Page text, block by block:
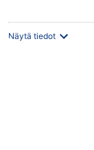
Näytä tiedot